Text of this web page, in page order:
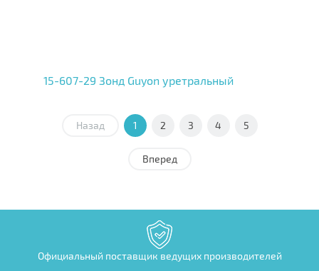
15-607-29 Зонд Guyon уретральный
Назад 1 2 3 4 5
Вперед
Официальный поставщик ведущих производителей